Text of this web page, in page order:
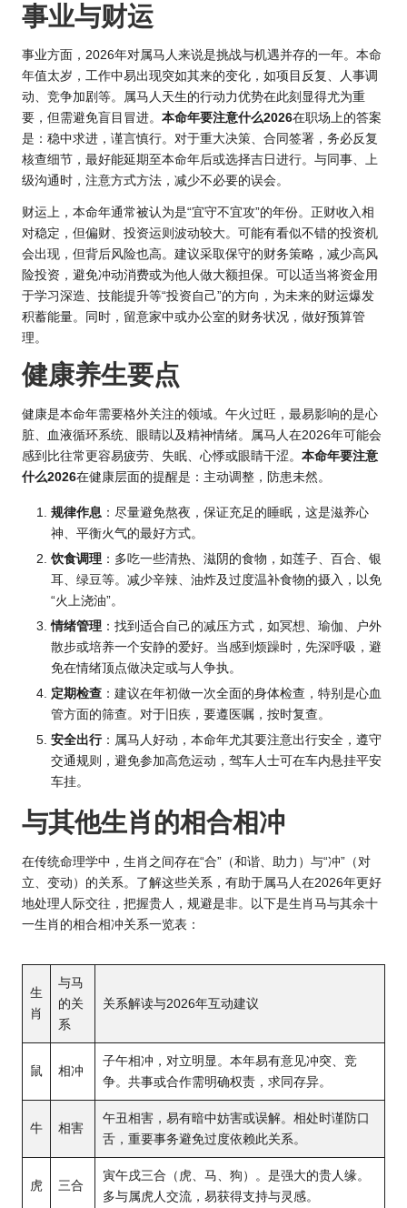
事业与财运
事业方面，2026年对属马人来说是挑战与机遇并存的一年。本命
年值太岁，工作中易出现突如其来的变化，如项目反复、人事调
动、竞争加剧等。属马人天生的行动力优势在此刻显得尤为重
要，但需避免盲目冒进。 本命年要注意什么2026在职场上的答案
是：稳中求进，谨言慎行。对于重大决策、合同签署，务必反复
核查细节，最好能延期至本命年后或选择吉日进行。与同事、上
级沟通时，注意方式方法，减少不必要的误会。
财运上，本命年通常被认为是“宜守不宜攻”的年份。正财收入相
对稳定，但偏财、投资运则波动较大。可能有看似不错的投资机
会出现，但背后风险也高。建议采取保守的财务策略，减少高风
险投资，避免冲动消费或为他人做大额担保。可以适当将资金用
于学习深造、技能提升等“投资自己”的方向，为未来的财运爆发
积蓄能量。同时，留意家中或办公室的财务状况，做好预算管
理。
健康养生要点
健康是本命年需要格外关注的领域。午火过旺，最易影响的是心
脏、血液循环系统、眼睛以及精神情绪。属马人在2026年可能会
感到比往常更容易疲劳、失眠、心悸或眼睛干涩。 本命年要注意
什么2026在健康层面的提醒是：主动调整，防患未然。
规律作息 ：尽量避免熬夜，保证充足的睡眠，这是滋养心
神、平衡火气的最好方式。
饮食调理 ：多吃一些清热、滋阴的食物，如莲子、百合、银
耳、绿豆等。减少辛辣、油炸及过度温补食物的摄入，以免
“火上浇油”。
情绪管理 ：找到适合自己的减压方式，如冥想、瑜伽、户外
散步或培养一个安静的爱好。当感到烦躁时，先深呼吸，避
免在情绪顶点做决定或与人争执。
定期检查 ：建议在年初做一次全面的身体检查，特别是心血
管方面的筛查。对于旧疾，要遵医嘱，按时复查。
安全出行：属马人好动，本命年尤其要注意出行安全，遵守
交通规则，避免参加高危运动，驾车人士可在车内悬挂平安
车挂。
与其他生肖的相合相冲
在传统命理学中，生肖之间存在“合”（和谐、助力）与“冲”（对
立、变动）的关系。了解这些关系，有助于属马人在2026年更好
地处理人际交往，把握贵人，规避是非。以下是生肖马与其余十
一生肖的相合相冲关系一览表：
生
肖
与马
的关
系
关系解读与2026年互动建议
鼠 相冲
子午相冲，对立明显。本年易有意见冲突、竞
争。共事或合作需明确权责，求同存异。
牛 相害
午丑相害，易有暗中妨害或误解。相处时谨防口
舌，重要事务避免过度依赖此关系。
虎 三合
寅午戌三合（虎、马、狗）。是强大的贵人缘。
多与属虎人交流，易获得支持与灵感。